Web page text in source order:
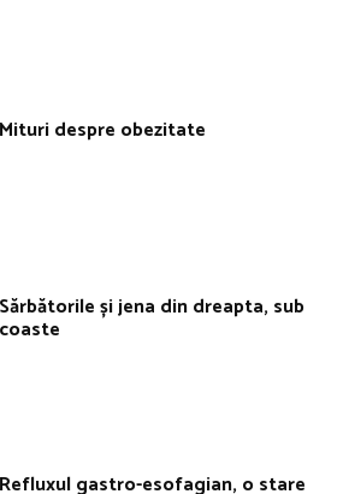
Mituri despre obezitate
Sărbătorile și jena din dreapta, sub
coaste
Refluxul gastro-esofagian, o stare